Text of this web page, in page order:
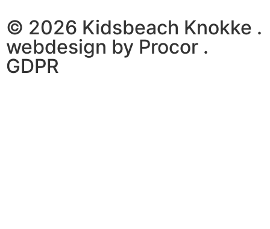
© 2026 Kidsbeach Knokke .
webdesign by Procor .
GDPR